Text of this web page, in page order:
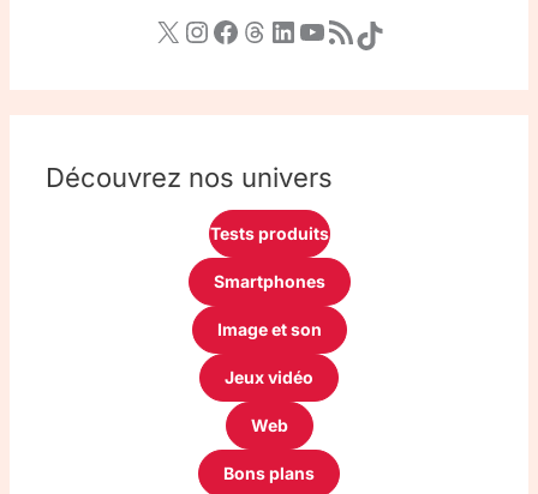
Découvrez nos univers
Tests produits
Smartphones
Image et son
Jeux vidéo
Web
Bons plans